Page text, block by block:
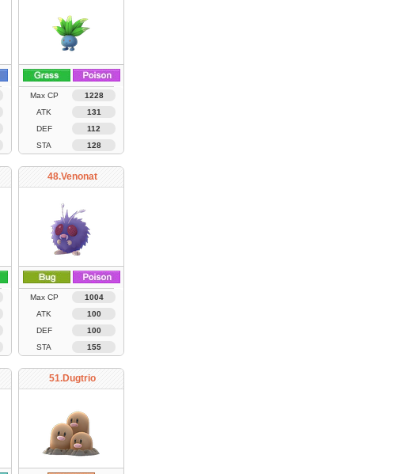
Max CP
1228
ATK
131
DEF
112
STA
128
48.Venonat
Max CP
1004
ATK
100
DEF
100
STA
155
51.Dugtrio